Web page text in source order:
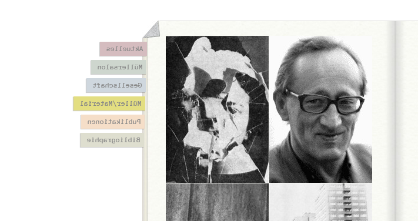
Aktuelles
Müllersalon
Gesellschaft
Müller/Material
Publikationen
Bibliographie